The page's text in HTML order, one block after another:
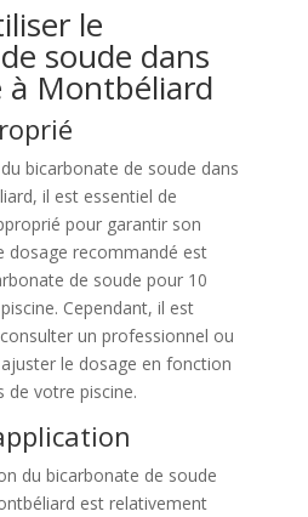
le
soude dans
à Montbéliard
du bicarbonate de soude dans
il est essentiel de
pour garantir son
dosage recommandé est
de soude pour 10
Cependant, il est
un professionnel ou
le dosage en fonction
de votre piscine.
du bicarbonate de soude
est relativement